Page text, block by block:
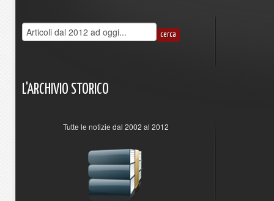
L'ARCHIVIO STORICO
Tutte le notizie dal 2002 al 2012